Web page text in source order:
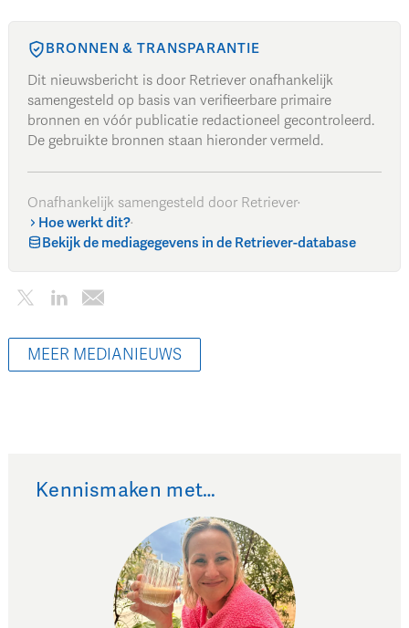
BRONNEN & TRANSPARANTIE
Dit nieuwsbericht is door Retriever onafhankelijk
samengesteld op basis van verifieerbare primaire
bronnen en vóór publicatie redactioneel gecontroleerd.
De gebruikte bronnen staan hieronder vermeld.
Onafhankelijk samengesteld door Retriever·
Hoe werkt dit?·
Bekijk de mediagegevens in de Retriever-database
MEER MEDIANIEUWS
Kennismaken met…